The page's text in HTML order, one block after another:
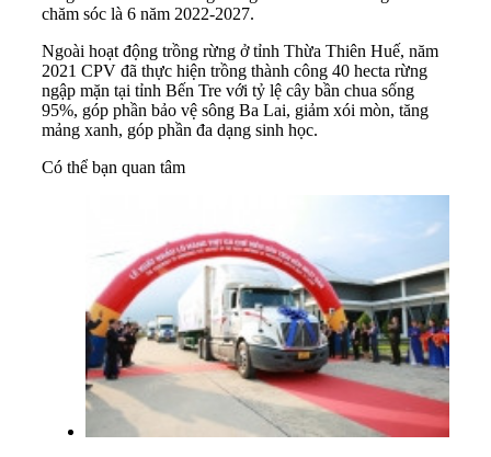
chăm sóc là 6 năm 2022-2027.
Ngoài hoạt động trồng rừng ở tỉnh Thừa Thiên Huế, năm
2021 CPV đã thực hiện trồng thành công 40 hecta rừng
ngập mặn tại tỉnh Bến Tre với tỷ lệ cây bần chua sống
95%, góp phần bảo vệ sông Ba Lai, giảm xói mòn, tăng
mảng xanh, góp phần đa dạng sinh học.
Có thể bạn quan tâm